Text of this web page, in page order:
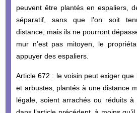
peuvent être plantés en espaliers,
séparatif, sans que l’on soit
distance, mais ils ne pourront
mur n’est pas mitoyen, le
appuyer des espaliers.
Article 672 : le voisin peut exiger
et arbustes, plantés à une distance
légale, soient arrachés ou réduits